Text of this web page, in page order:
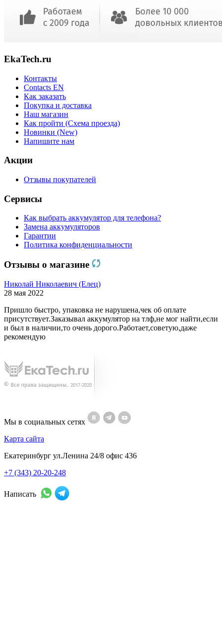
EkaTech.ru
Контакты
Contacts EN
Как заказать
Покупка и доставка
Наш магазин
Как пройти (Схема проезда)
Новинки (New)
Напишите нам
Акции
Отзывы покупателей
Сервисы
Как выбрать аккумулятор для телефона?
Замена аккумуляторов
Гарантии
Политика конфиденциальности
Отзывы о магазине
Николай Николаевич (Елец)
28 мая 2022
Пришло быстро, упаковка не нарушена,чек об оплате
присутствует.Заказывал аккумулятор на тлф,не мог найти,если
и был в наличии,то очень дорого.Работает,советую,даже
рекомендую
Мы в социальных сетях
Карта сайта
Екатеринбург ул.Ленина 24/8 офис 436
+7 (343) 20-20-248
Написать